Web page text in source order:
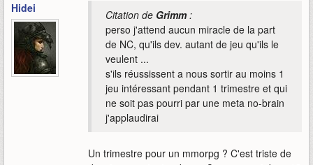
Hidei Citation de Grimm:
perso j'attend aucun miracle de la part
de NC, qu'ils dev. autant de jeu qu'ils le
veulent ...
s'ils réussissent a nous sortir au moins 1
jeu intéressant pendant 1 trimestre et qui
ne soit pas pourri par une meta no-brain
j'applaudirai
Un trimestre pour un mmorpg ? C'est triste de